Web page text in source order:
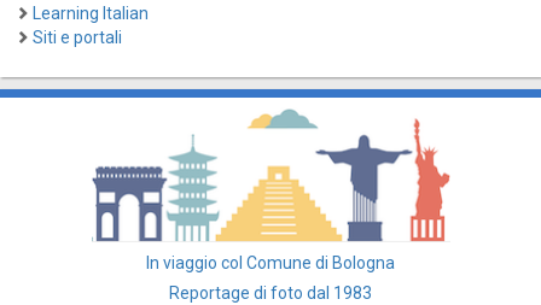
Learning Italian
Siti e portali
In viaggio col Comune di Bologna
Reportage di foto dal 1983